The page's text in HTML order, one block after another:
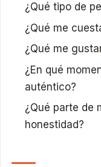
¿Qué tipo de
¿Qué me
¿Qué me
¿En qué
auténtico?
¿Qué parte de
honestidad?